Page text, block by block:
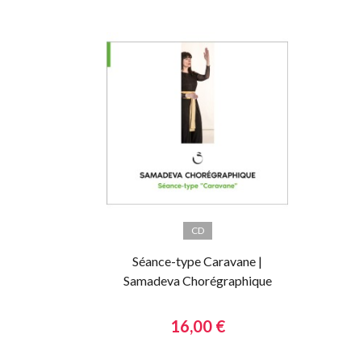
CD
Séance-type Caravane |
Samadeva Chorégraphique
16,00 €